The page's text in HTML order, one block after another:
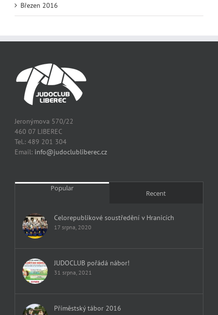
Březen 2016
Jeronýmova 570/22
460 07 LIBEREC
Tel.: 489 201 304
Email: info@judoclubliberec.cz
Popular
Recent
Celorepublikové soustředění v Hranicích
17 srpna, 2020
JUDOCLUB pořádá nábor!
31 srpna, 2021
Příměstský tábor 2016